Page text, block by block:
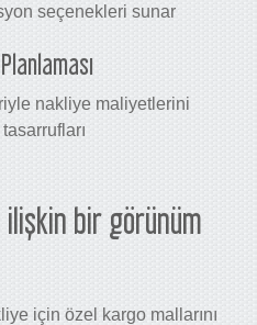
seçenekleri sunar
nakliye maliyetlerini
ilişkin bir görünüm
için özel kargo mallarını